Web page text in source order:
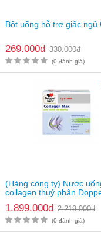
Bột uống hỗ trợ giấc ngủ
269.000đ 330.000đ
(0 đánh giá)
(Hàng công ty) Nước
collagen thuỷ phân
1.899.000đ 2.219.000đ
(0 đánh giá)